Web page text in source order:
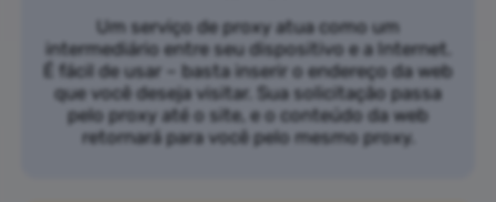
Um serviço de proxy atua como um
intermediário entre seu dispositivo e a Internet.
É fácil de usar – basta inserir o endereço da web
que você deseja visitar. Sua solicitação passa
pelo proxy até o site, e o conteúdo da web
retornará para você pelo mesmo proxy.